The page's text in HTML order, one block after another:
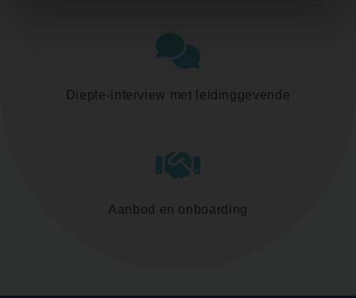
Diepte-interview met leidinggevende
Aanbod en onboarding